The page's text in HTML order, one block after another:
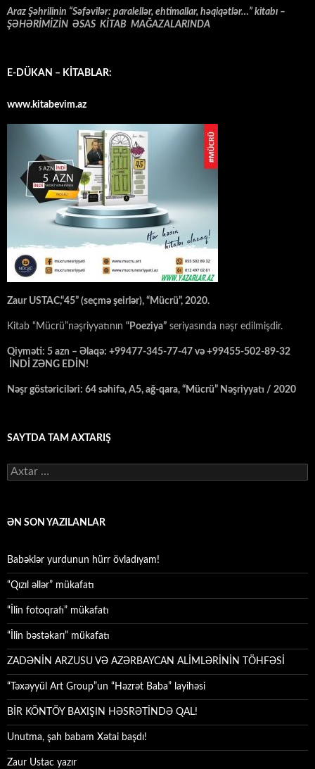
Araz Şəhrilinin “Səfəvilər: paralellər, ehtimallar, həqiqətlər…” kitabı –
ŞƏHƏRİMİZİN ƏSAS KİTAB MAĞAZALARINDA
E-DÜKAN – KİTABLAR:
www.kitabevim.az
Zaur USTAC,“45” (seçmə şeirlər), “Mücrü”, 2020.
Kitab “Mücrü”nəşriyyatının “Poeziya” seriyasında nəşr edilmişdir.
Qiyməti: 5 azn – Əlaqə: +99477-345-77-47 və +99455-502-89-32
İNDİ ZƏNG EDİN!
Nəşr göstəriciləri: 64 səhifə, A5, ağ-qara, “Mücrü” Nəşriyyatı / 2020
SAYTDA TAM AXTARIŞ
Axtarış:
ƏN SON YAZILANLAR
Babəklər yurdunun hürr övladıyam!
“Qızıl əllər” mükafatı
“İlin fotoqrafı” mükafatı
“İlin bəstəkarı” mükafatı
ZADƏNİN ARZUSU VƏ AZƏRBAYCAN ALİMLƏRİNİN TÖHFƏSİ
“Təxəyyül Art Group”un “Həzrət Baba” layihəsi
BİR KÖNTÖY BAXIŞIN HƏSRƏTİNDƏ QAL!
Unutma, şah babam Xətai başdı!
Zaur Ustac yazır